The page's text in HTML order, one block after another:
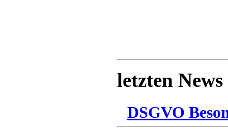
letzten News
DSGVO